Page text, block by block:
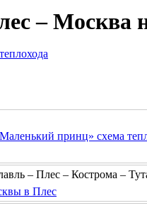
– Москва
принц» схема
– Плес – Кострома –
в Плес